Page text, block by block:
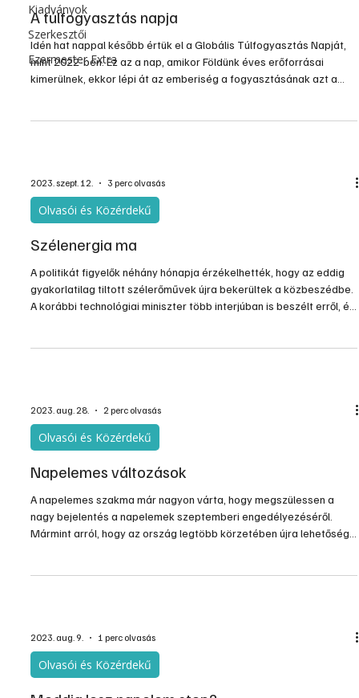
Kiadványok
Szerkesztői
Ezermester Extra
A túlfogyasztás napja
Idén hat nappal később értük el a Globális Túlfogyasztás Napját,
mint 2022-ben. Ez az a nap, amikor Földünk éves erőforrásai
kimerülnek, ekkor lépi át az emberiség a fogyasztásának azt a
2023. szept. 12. 3 perc olvasás
Olvasói és Közérdekű
Szélenergia ma
A politikát figyelők néhány hónapja érzékelhették, hogy az eddig
gyakorlatilag tiltott szélerőművek újra bekerültek a közbeszédbe.
A korábbi technológiai miniszter több interjúban is beszélt erről, és
2023. aug. 28. 2 perc olvasás
Olvasói és Közérdekű
Napelemes változások
A napelemes szakma már nagyon várta, hogy megszülessen a
nagy bejelentés a napelemek szeptemberi engedélyezéséről.
Mármint arról, hogy az ország legtöbb körzetében újra lehetőség
2023. aug. 9. 1 perc olvasás
Olvasói és Közérdekű